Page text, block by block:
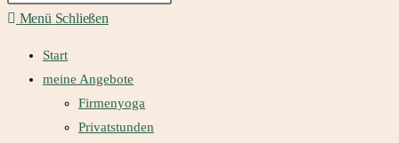
Menü Schließen
Start
meine Angebote
Firmenyoga
Privatstunden